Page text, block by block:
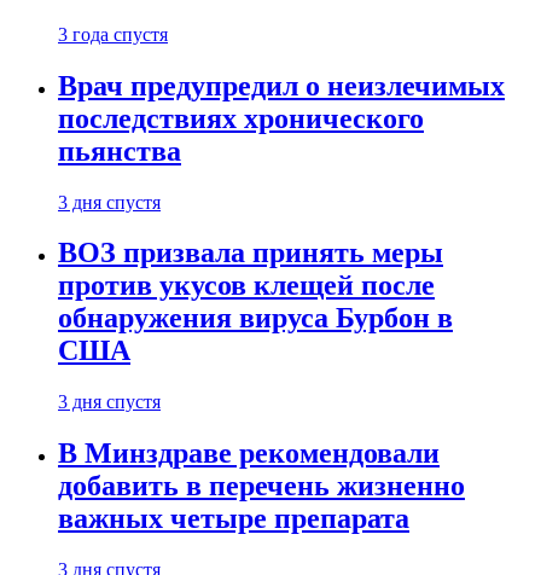
3 года спустя
Врач предупредил о неизлечимых
последствиях хронического
пьянства
3 дня спустя
ВОЗ призвала принять меры
против укусов клещей после
обнаружения вируса Бурбон в
США
3 дня спустя
В Минздраве рекомендовали
добавить в перечень жизненно
важных четыре препарата
3 дня спустя